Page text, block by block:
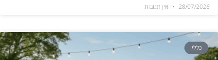
28/07/2026 אין תגובות
כללי